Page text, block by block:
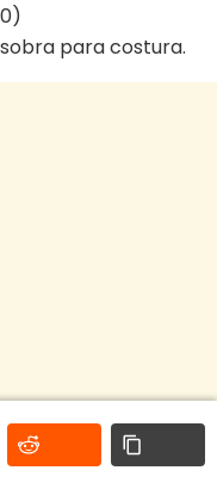
para costura.